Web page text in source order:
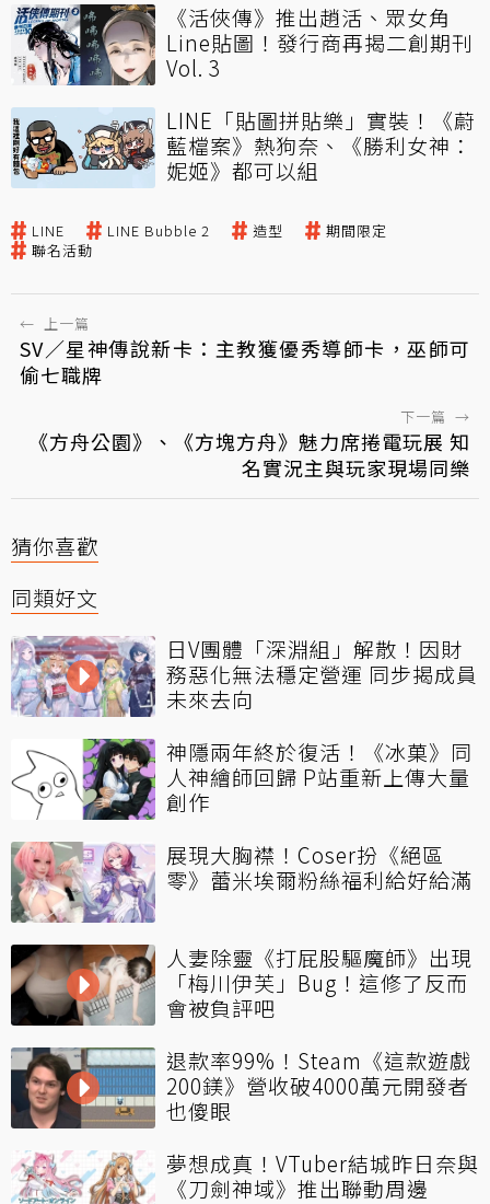
《活俠傳》推出趙活、眾女角
Line貼圖！發行商再揭二創期刊
Vol. 3
LINE「貼圖拼貼樂」實裝！《蔚
藍檔案》熱狗奈、《勝利女神：
妮姬》都可以組
LINE LINE Bubble 2 造型
期間限定
聯名活動
← 上一篇
SV／星神傳說新卡：主教獲優秀導師卡，巫師可
偷七職牌
下一篇 →
《方舟公園》、《方塊方舟》魅力席捲電玩展 知
名實況主與玩家現場同樂
猜你喜歡
同類好文
日V團體「深淵組」解散！因財
務惡化無法穩定營運 同步揭成員
未來去向
神隱兩年終於復活！《冰菓》同
人神繪師回歸 P站重新上傳大量
創作
展現大胸襟！Coser扮《絕區
零》蕾米埃爾粉絲福利給好給滿
人妻除靈《打屁股驅魔師》出現
「梅川伊芙」Bug！這修了反而
會被負評吧
退款率99%！Steam《這款遊戲
200鎂》營收破4000萬元開發者
也傻眼
夢想成真！VTuber結城昨日奈與
《刀劍神域》推出聯動周邊